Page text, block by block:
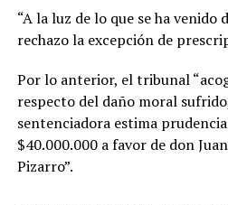
“A la luz de lo que se ha venido
rechazo la excepción de
Por lo anterior, el tribunal
respecto del daño moral
sentenciadora estima
$40.000.000 a favor de don
Pizarro”.